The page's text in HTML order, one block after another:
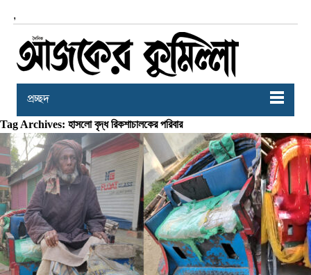
,
প্রচ্ছদ
Tag Archives: হাসলো বৃদ্ধ রিকশাচালকের পরিবার